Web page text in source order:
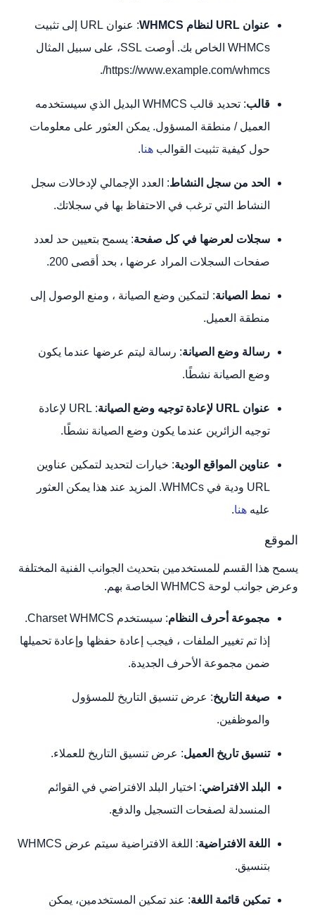
عنوان URL لنظام WHMCS
: عنوان URL إلى تثبيت
WHMCs الخاص بك. أوصت SSL، على سبيل المثال
https://www.example.com/whmcs/.
قالب
: تحديد قالب WHMCS البديل الذي سيستخدمه
العميل / منطقة المسؤول. يمكن العثور على معلومات
حول كيفية تثبيت القوالب هنا.
الحد من سجل النشاط: العدد الإجمالي لإدخالات سجل
النشاط التي ترغب في الاحتفاظ بها في سجلاتك.
سجلات لعرضها في كل صفحة: يسمح بتعيين حد لعدد
صفحات السجلات المراد عرضها ، بحد أقصى 200.
نمط الصيانة: لتمكين وضع الصيانة ، ومنع الوصول إلى
منطقة العميل.
رسالة وضع الصيانة: رسالة ليتم عرضها عندما يكون
وضع الصيانة نشطًا.
عنوان URL لإعادة توجيه وضع الصيانة
: URL لإعادة
توجيه الزائرين عندما يكون وضع الصيانة نشطًا.
عناوين المواقع الودية: خيارات لتحديد لتمكين عناوين
URL ودية في WHMCs. المزيد عند هذا يمكن العثور
عليه هنا.
الموقع
يسمح هذا القسم للمستخدمين بتحديث الجوانب الفنية المختلفة
وعرض جوانب لوحة WHMCS الخاصة بهم.
مجموعة أحرف النظام
: سيستخدم Charset WHMCS.
إذا تم تغيير الملفات ، فيجب إعادة حفظها وإعادة تحميلها
ضمن مجموعة الأحرف الجديدة.
صيغة التاريخ: عرض تنسيق التاريخ للمسؤول
والموظفين.
تنسيق تاريخ العميل: عرض تنسيق التاريخ للعملاء.
البلد الافتراضي: اختيار البلد الافتراضي في القوائم
المنسدلة لصفحات التسجيل والدفع.
اللغة الافتراضية
: اللغة الافتراضية سيتم عرض WHMCS
بتنسيق.
تمكين قائمة اللغة: عند تمكين المستخدمين، يمكن